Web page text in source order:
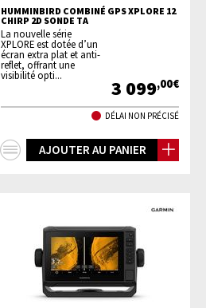
HUMMINBIRD COMBINÉ GPS XPLORE 12
CHIRP 2D SONDE TA
La nouvelle série
XPLORE est dotée d’un
écran extra plat et anti-
reflet, offrant une
visibilité opti...
3 099,00€
DÉLAI NON PRÉCISÉ
AJOUTER AU PANIER